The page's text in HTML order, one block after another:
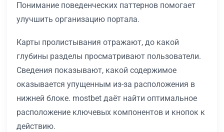
Понимание поведенческих паттернов помогает
улучшить организацию портала.
Карты пролистывания отражают, до какой
глубины разделы просматривают пользователи.
Сведения показывают, какой содержимое
оказывается упущенным из-за расположения в
нижней блоке. mostbet даёт найти оптимальное
расположение ключевых компонентов и кнопок к
действию.